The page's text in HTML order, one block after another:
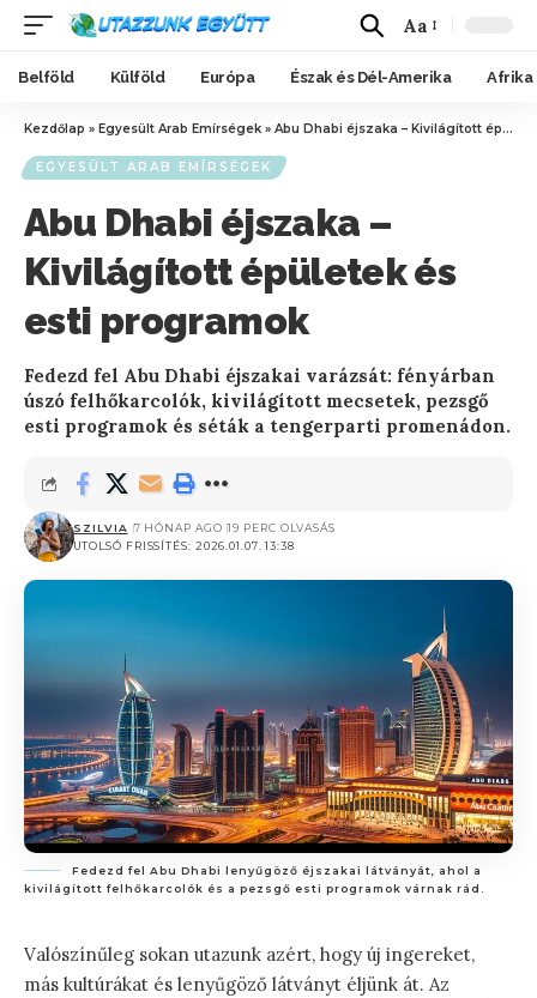
Aa
Belföld Külföld Európa Észak és Dél-Amerika Afrika
Kezdőlap » Egyesült Arab Emírségek » Abu Dhabi éjszaka – Kivilágított épületek és esti programok
EGYESÜLT ARAB EMÍRSÉGEK
Abu Dhabi éjszaka –
Kivilágított épületek és
esti programok
Fedezd fel Abu Dhabi éjszakai varázsát: fényárban
úszó felhőkarcolók, kivilágított mecsetek, pezsgő
esti programok és séták a tengerparti promenádon.
UTOLSÓ FRISSÍTÉS: 2026.01.07. 13:38
SZILVIA 7 HÓNAP AGO 19 PERC OLVASÁS
Fedezd fel Abu Dhabi lenyűgöző éjszakai látványát, ahol a
kivilágított felhőkarcolók és a pezsgő esti programok várnak rád.
Valószínűleg sokan utazunk azért, hogy új ingereket,
más kultúrákat és lenyűgöző látványt éljünk át. Az